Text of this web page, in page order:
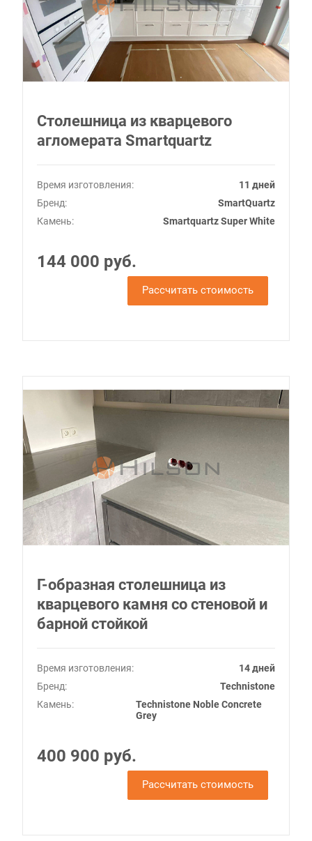
Столешница из кварцевого
агломерата Smartquartz
Время изготовления:
11 дней
Бренд:
SmartQuartz
Камень:
Smartquartz Super White
144 000 руб.
Рассчитать стоимость
Г-образная столешница из
кварцевого камня со стеновой и
барной стойкой
Время изготовления:
14 дней
Бренд:
Technistone
Камень:
Technistone Noble Concrete
Grey
400 900 руб.
Рассчитать стоимость